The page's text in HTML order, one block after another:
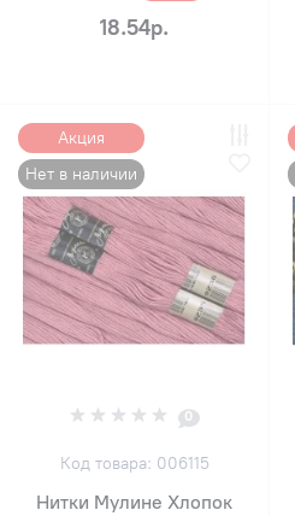
18.54р.
Акция
Нет в наличии
0
Код товара: 006115
Нитки Мулине Хлопок